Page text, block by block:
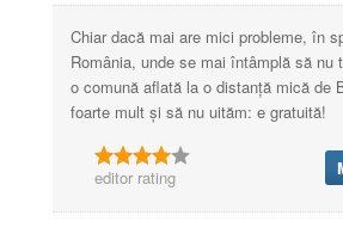
Chiar dacă mai are mici probleme, în
România, unde se mai întâmplă să nu
o comună aflată la o distanță mică de
foarte mult și să nu uităm: e gratuită!
editor rating